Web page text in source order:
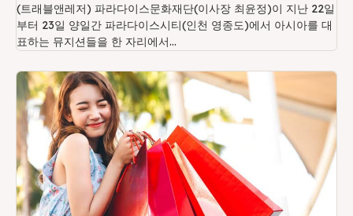
(트래블앤레저) 파라다이스문화재단(이사장 최윤정)이 지난 22일
부터 23일 양일간 파라다이스시티(인천 영종도)에서 아시아를 대
표하는 뮤지션들을 한 자리에서...